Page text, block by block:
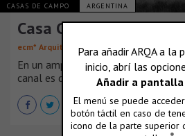
CASAS DE CAMPO ARGENTINA
Casa Cledou
ecm* Arquitectos Asociados
En un amplio lote colmado de
canal es donde [...]